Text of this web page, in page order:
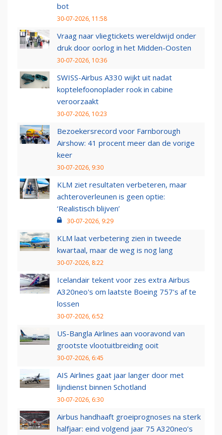
bot
30-07-2026, 11:58
Vraag naar vliegtickets wereldwijd onder
druk door oorlog in het Midden-Oosten
30-07-2026, 10:36
SWISS-Airbus A330 wijkt uit nadat
koptelefoonoplader rook in cabine
veroorzaakt
30-07-2026, 10:23
Bezoekersrecord voor Farnborough
Airshow: 41 procent meer dan de vorige
keer
30-07-2026, 9:30
KLM ziet resultaten verbeteren, maar
achteroverleunen is geen optie:
‘Realistisch blijven’
30-07-2026, 9:29
KLM laat verbetering zien in tweede
kwartaal, maar de weg is nog lang
30-07-2026, 8:22
Icelandair tekent voor zes extra Airbus
A320neo's om laatste Boeing 757's af te
lossen
30-07-2026, 6:52
US-Bangla Airlines aan vooravond van
grootste vlootuitbreiding ooit
30-07-2026, 6:45
AIS Airlines gaat jaar langer door met
lijndienst binnen Schotland
30-07-2026, 6:30
Airbus handhaaft groeiprognoses na sterk
halfjaar: eind volgend jaar 75 A320neo’s